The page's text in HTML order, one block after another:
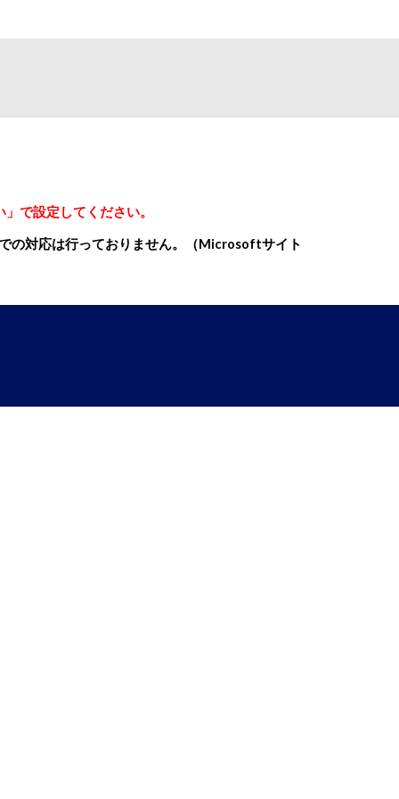
で設定してください。
の対応は行っておりません。（Microsoftサイト